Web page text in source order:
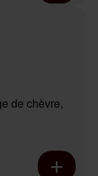
de chèvre,